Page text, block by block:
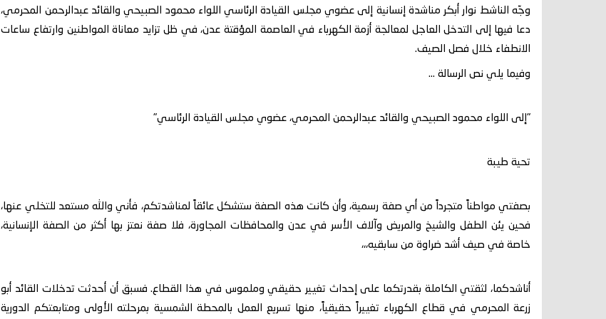
وجّه الناشط نوار أبكر مناشدة إنسانية إلى عضوي مجلس القيادة الرئاسي اللواء محمود الصبيحي والقائد عبدالرحمن المحرمي،
دعا فيها إلى التدخل العاجل لمعالجة أزمة الكهرباء في العاصمة المؤقتة عدن، في ظل تزايد معاناة المواطنين وارتفاع ساعات
الانطفاء خلال فصل الصيف.
وفيما يلي نص الرسالة ...
"إلى اللواء محمود الصبيحي والقائد عبدالرحمن المحرمي، عضوي مجلس القيادة الرئاسي"
تحية طيبة
بصفتي مواطناً متجرداً من أي صفة رسمية، وأن كانت هذه الصفة ستشكل عائقاً لمناشدتكم، فأني والله مستعد للتخلي عنها،
فحين يئن الطفل والشيخ والمريض وآلاف الأسر في عدن والمحافظات المجاورة، فلا صفة نعتز بها أكثر من الصفة الإنسانية،
خاصة في صيف أشد ضراوة من سابقيه،،،
أناشدكما، لثقتي الكاملة بقدرتكما على إحداث تغيير حقيقي وملموس في هذا القطاع. فسبق أن أحدثت تدخلات القائد أبو
زرعة المحرمي في قطاع الكهرباء تغييراً حقيقياً، منها تسريع العمل بالمحطة الشمسية بمرحلته الأولى ومتابعتكم الدورية